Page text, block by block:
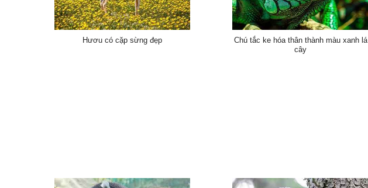
Hươu có cặp sừng đẹp
Chú tắc ke hóa thân thành màu xanh lá
cây